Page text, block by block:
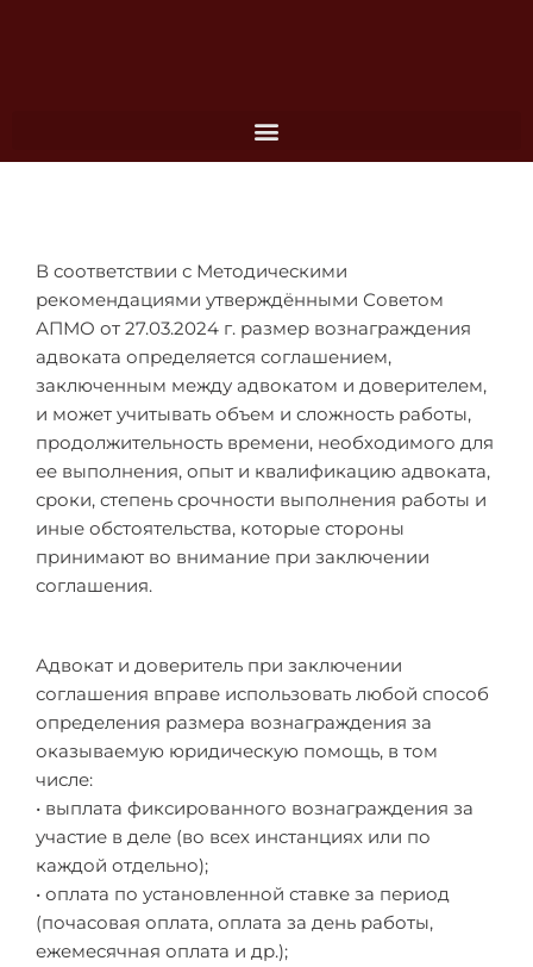
В соответствии с Методическими
рекомендациями утверждёнными Советом
АПМО от 27.03.2024 г. размер вознаграждения
адвоката определяется соглашением,
заключенным между адвокатом и доверителем,
и может учитывать объем и сложность работы,
продолжительность времени, необходимого для
ее выполнения, опыт и квалификацию адвоката,
сроки, степень срочности выполнения работы и
иные обстоятельства, которые стороны
принимают во внимание при заключении
соглашения.
Адвокат и доверитель при заключении
соглашения вправе использовать любой способ
определения размера вознаграждения за
оказываемую юридическую помощь, в том
числе:
• выплата фиксированного вознаграждения за
участие в деле (во всех инстанциях или по
каждой отдельно);
• оплата по установленной ставке за период
(почасовая оплата, оплата за день работы,
ежемесячная оплата и др.);